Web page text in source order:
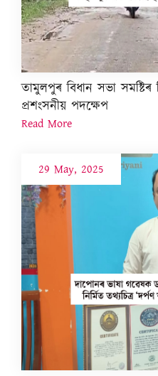
তামুলপুৰ বিধান সভা সমষ্টিৰ
প্ৰশংসনীয় পদক্ষেপ
Read More
29 May, 2025